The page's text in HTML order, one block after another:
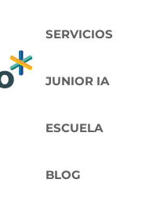
SERVICIOS
JUNIOR IA
ESCUELA
BLOG